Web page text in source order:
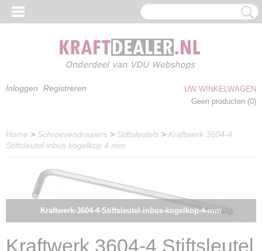
Inloggen Registreren
UW WINKELWAGEN
Geen producten (0)
Home > Schroevendraaiers > Stiftsleutels > Kraftwerk 3604-4
Stiftsleutel inbus kogelkop 4 mm
Kraftwerk-3604-4-Stiftsleutel-inbus-kogelkop-4-mm
Kraftwerk 3604-4 Stiftsleutel